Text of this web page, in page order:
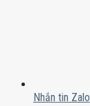
Nhắn tin Zalo